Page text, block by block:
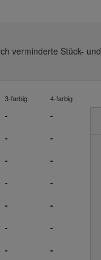
verminderte Stück- und
3-farbig 4-farbig
-
-
-
-
-
-
-
-
-
-
-
-
- -